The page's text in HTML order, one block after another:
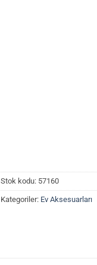
Stok kodu: 57160
Kategoriler: Ev Aksesuarları